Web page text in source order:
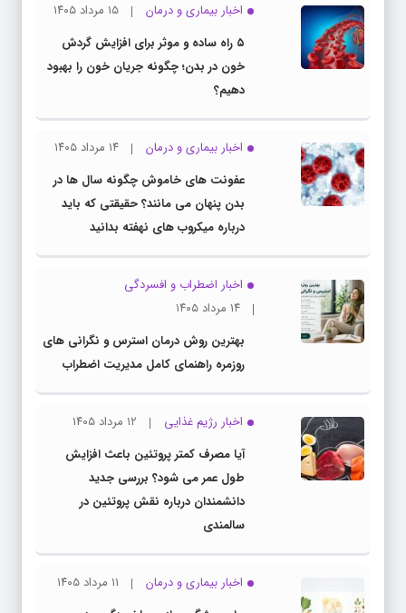
اخبار بیماری و درمان
۱۵ مرداد ۱۴۰۵
۵ راه ساده و موثر برای افزایش گردش
خون در بدن؛ چگونه جریان خون را بهبود
دهیم؟
اخبار بیماری و درمان
۱۴ مرداد ۱۴۰۵
عفونت های خاموش چگونه سال ها در
بدن پنهان می مانند؟ حقیقتی که باید
درباره میکروب های نهفته بدانید
اخبار اضطراب و افسردگی
۱۴ مرداد ۱۴۰۵
بهترین روش درمان استرس و نگرانی های
روزمره راهنمای کامل مدیریت اضطراب
اخبار رژیم غذایی
۱۲ مرداد ۱۴۰۵
آیا مصرف کمتر پروتئین باعث افزایش
طول عمر می شود؟ بررسی جدید
دانشمندان درباره نقش پروتئین در
سالمندی
اخبار بیماری و درمان
۱۱ مرداد ۱۴۰۵